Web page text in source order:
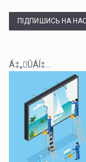
ПІДПИШИСЬ НА
Á‡„ÛÁÍ‡...